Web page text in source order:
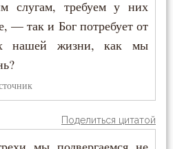
слугам, требуем у них
— так и Бог потребует от
нашей жизни, как мы
Поделиться цитатой